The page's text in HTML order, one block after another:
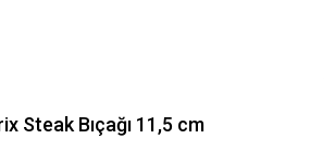
Steak Bıçağı 11,5 cm